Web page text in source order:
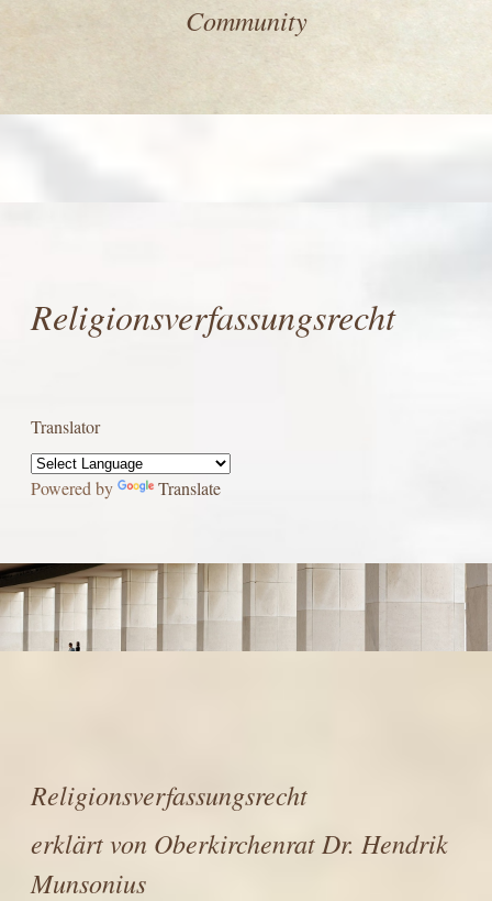
Community
Religionsverfassungsrecht
Translator
Powered by Translate
Religionsverfassungsrecht
erklärtvon Oberkirchenrat Dr. Hendrik
Munsonius